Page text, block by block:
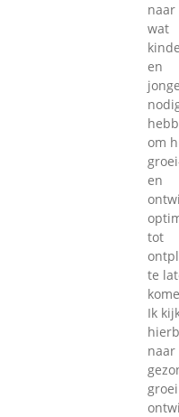
naar
wat
en
om
en
tot
te
Ik
naar